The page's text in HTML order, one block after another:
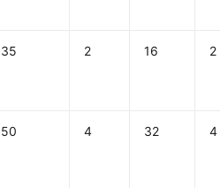
35 2 16 2
50 4 32 4